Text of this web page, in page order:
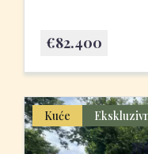
€82.400
Kuće